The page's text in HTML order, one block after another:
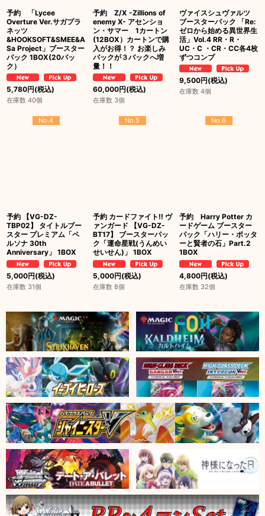
予約 「Lycee
Overture Ver.サガプラ
ネッツ
&HOOKSOFT&SMEE&A
Sa Project」ブースター
パック 1BOX(20パッ
ク）
5,780円(税込)
在庫数 40個
予約 Z/X -Zillions of
enemy X- アセンショ
ン・サマー 1カートン
(12BOX）カートンで購
入がお得！？ お楽しみ
パックが３パックへ増
量！！
60,000円(税込)
在庫数 3個
ヴァイスシュヴァルツ
ブースターパック 「Re:
ゼロから始める異世界生
活」Vol.4 RR・R・
UC・C ・CR・CC各4枚
ずつコンプ
9,500円(税込)
在庫数 4個
No.4
予約 【VG-DZ-
TBP02】 タイトルブー
スター プレミアム「ペ
ルソナ 30th
Anniversary」 1BOX
5,000円(税込)
在庫数 31個
No.5
予約 カードファイト!! ヴ
ァンガード 【VG-DZ-
BT17】 ブースターパッ
ク「運命星戦(うんめい
せいせん)」 1BOX
5,000円(税込)
在庫数 8個
No.6
予約 Harry Potter カ
ードゲーム ブースター
パック「ハリー・ポッタ
ーと賢者の石」Part.2
1BOX
4,800円(税込)
在庫数 32個